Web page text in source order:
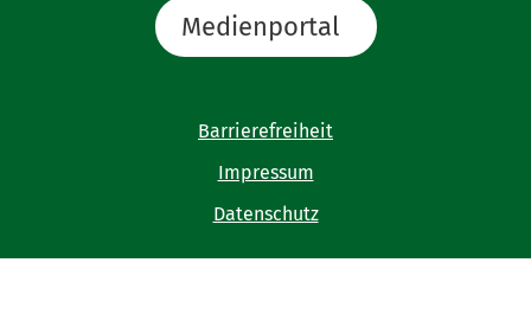
Medienportal
Barrierefreiheit
Impressum
Datenschutz